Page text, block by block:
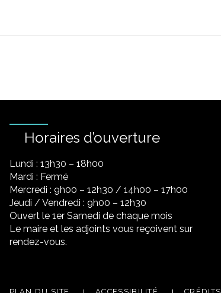
Horaires d’ouverture
Lundi : 13h30 – 18h00
Mardi : Fermé
Mercredi : 9h00 – 12h30 / 14h00 – 17h00
Jeudi / Vendredi : 9h00 – 12h30
Ouvert le 1er Samedi de chaque mois
Le maire et les adjoints vous reçoivent sur
rendez-vous.